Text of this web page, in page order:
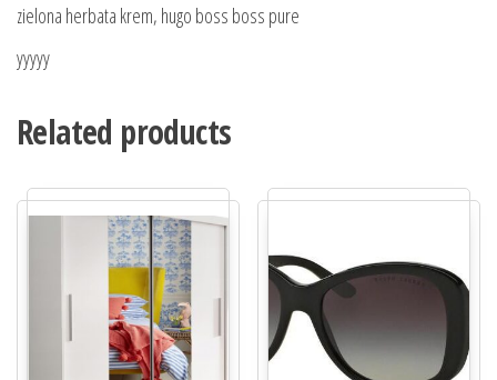
zielona herbata krem, hugo boss boss pure
yyyyy
Related products